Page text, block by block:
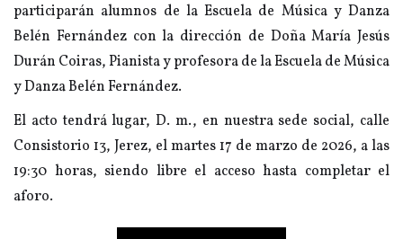
participarán alumnos de la Escuela de Música y Danza
Belén Fernández con la dirección de Doña María Jesús
Durán Coiras, Pianista y profesora de la Escuela de Música
y Danza Belén Fernández.
El acto tendrá lugar, D. m., en nuestra sede social, calle
Consistorio 13, Jerez, el martes 17 de marzo de 2026, a las
19:30 horas, siendo libre el acceso hasta completar el
aforo.